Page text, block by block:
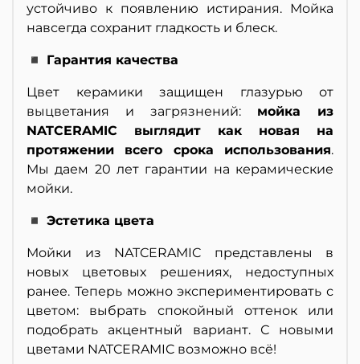
устойчиво к появлению истирания. Мойка
навсегда сохранит гладкость и блеск.
◾ Гарантия качества
Цвет керамики защищен глазурью от
выцветания и загрязнений: мойка из
NATCERAMIC выглядит как новая на
протяжении всего срока использования.
Мы даем 20 лет гарантии на керамические
мойки.
◾ Эстетика цвета
Мойки из NATCERAMIC представлены в
новых цветовых решениях, недоступных
ранее. Теперь можно экспериментировать с
цветом: выбрать спокойный оттенок или
подобрать акцентный вариант. С новыми
цветами NATCERAMIC возможно всё!